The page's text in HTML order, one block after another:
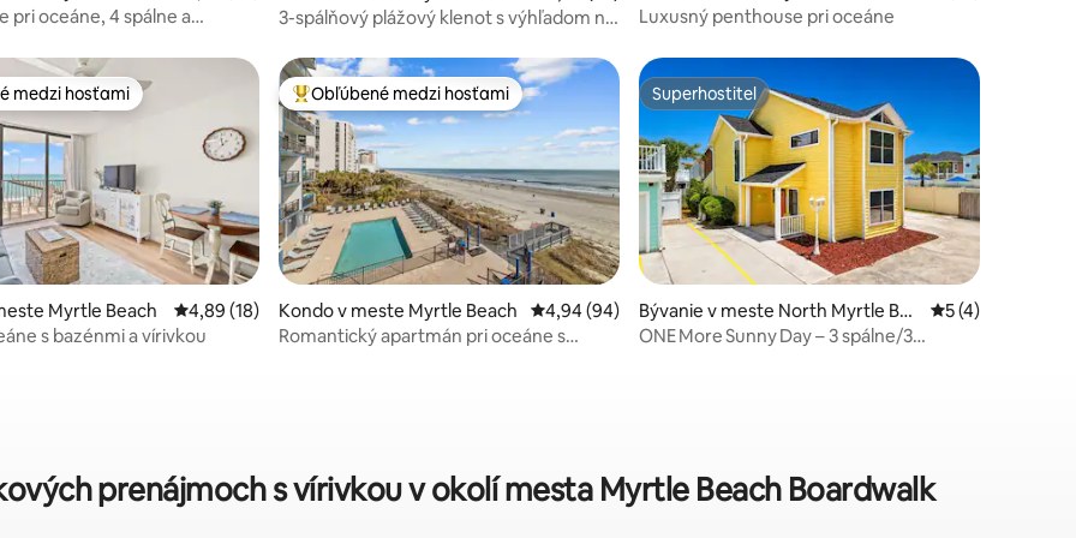
pri oceáne, 4 spálne a
3-spálňový plážový klenot s výhľadom na
Luxusný penthouse pri oceáne
z 5, počet hodnotení: 36
medzi hosťami
medzi hosťami
Myrtle Beach Priemerné ohodnotenie 4,89 z 5, počet hodnotení: 18
4,89 (18)
s bazénmi a vírivkou
Najobľúbenejšie medzi hosťami
Obľúbené medzi hosťami
Kondo v meste Myrtle Beach Priemerné ohodnotenie 4,94 z 5, počet hodnotení: 94
4,94 (94)
Romantický apartmán pri oceáne s
Superhostiteľ
Superhostiteľ
Bývanie v meste North Myrtle Bea
ch
Priemerné
5 (4)
ONE More Sunny Day – 3 spálne/3
prenájmoch s vírivkou v okolí mesta Myrtle Beach Boardwalk